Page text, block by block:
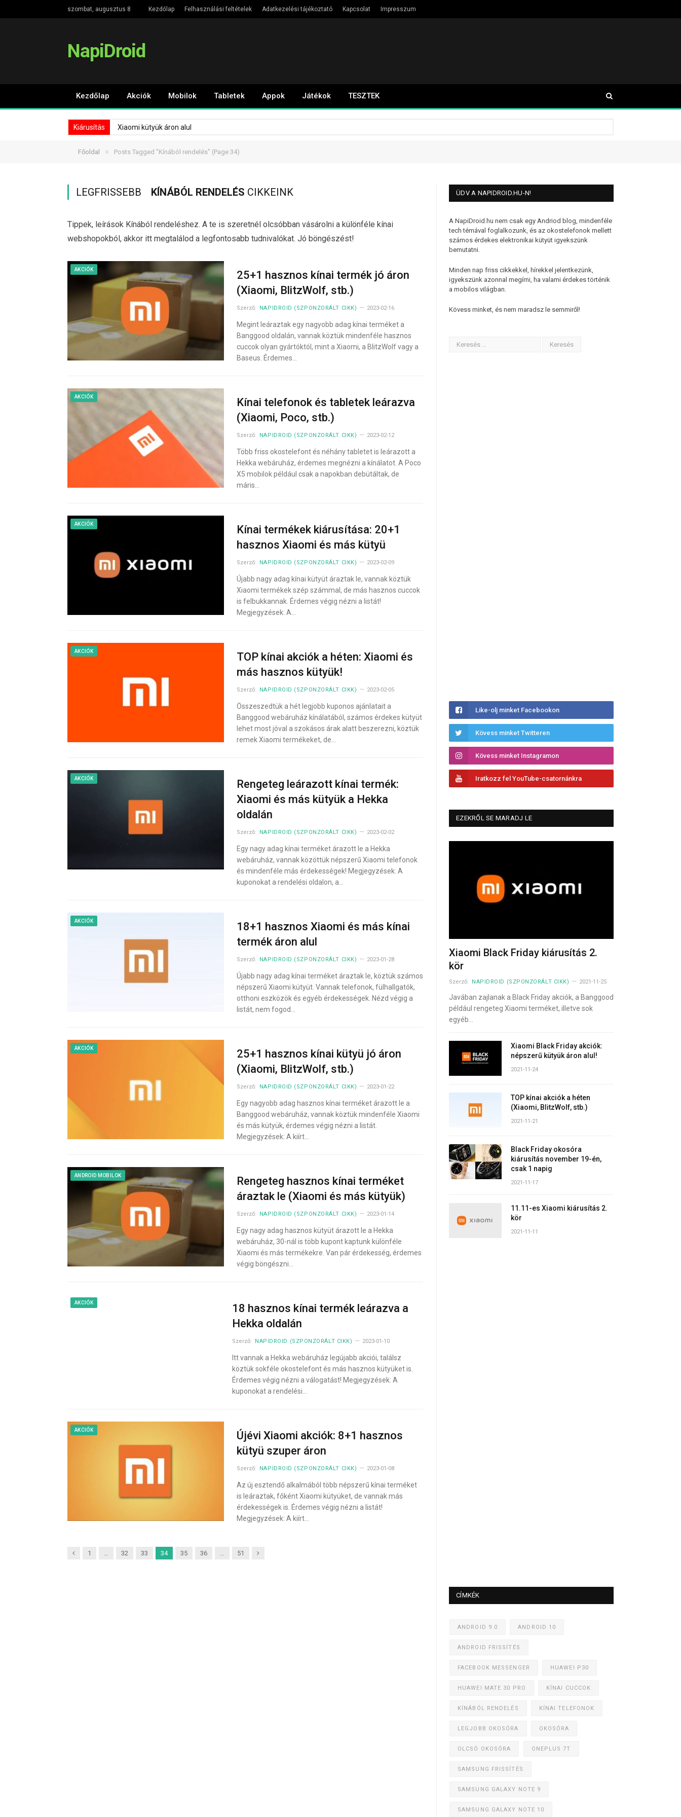
szombat, augusztus 8 Kezdőlap Felhasználási feltételek Adatkezelési tájékoztató Kapcsolat Impresszum
NapiDroid
Kezdőlap Akciók Mobilok Tabletek Appok Játékok TESZTEK
Kiárusítás Xiaomi kütyük áron alul
Főoldal » Posts Tagged "Kínából rendelés" (Page 34)
LEGFRISSEBB KÍNÁBÓL RENDELÉS CIKKEINK
Tippek, leírások Kínából rendeléshez. A te is szeretnél olcsóbban vásárolni a különféle kínai
webshopokból, akkor itt megtalálod a legfontosabb tudnivalókat. Jó böngészést!
AKCIÓK
25+1 hasznos kínai termék jó áron
(Xiaomi, BlitzWolf, stb.)
Szerző: NAPIDROID (SZPONZORÁLT CIKK) 2023-02-16
Megint leáraztak egy nagyobb adag kínai terméket a
Banggood oldalán, vannak köztük mindenféle hasznos
cuccok olyan gyártóktól, mint a Xiaomi, a BlitzWolf vagy a
Baseus. Érdemes…
AKCIÓK
Kínai telefonok és tabletek leárazva
(Xiaomi, Poco, stb.)
Szerző: NAPIDROID (SZPONZORÁLT CIKK) 2023-02-12
Több friss okostelefont és néhány tabletet is leárazott a
Hekka webáruház, érdemes megnézni a kínálatot. A Poco
X5 mobilok például csak a napokban debütáltak, de
máris…
AKCIÓK
Kínai termékek kiárusítása: 20+1
hasznos Xiaomi és más kütyü
Szerző: NAPIDROID (SZPONZORÁLT CIKK) 2023-02-09
Újabb nagy adag kínai kütyüt áraztak le, vannak köztük
Xiaomi termékek szép számmal, de más hasznos cuccok
is felbukkannak. Érdemes végig nézni a listát!
Megjegyzések: A…
AKCIÓK
TOP kínai akciók a héten: Xiaomi és
más hasznos kütyük!
Szerző: NAPIDROID (SZPONZORÁLT CIKK) 2023-02-05
Összeszedtük a hét legjobb kuponos ajánlatait a
Banggood webáruház kínálatából, számos érdekes kütyüt
lehet most jóval a szokásos árak alatt beszerezni, köztük
remek Xiaomi termékeket, de…
AKCIÓK
Rengeteg leárazott kínai termék:
Xiaomi és más kütyük a Hekka
oldalán
Szerző: NAPIDROID (SZPONZORÁLT CIKK) 2023-02-02
Egy nagy adag kínai terméket árazott le a Hekka
webáruház, vannak közöttük népszerű Xiaomi telefonok
és mindenféle más érdekességek! Megjegyzések: A
kuponokat a rendelési oldalon, a…
AKCIÓK
18+1 hasznos Xiaomi és más kínai
termék áron alul
Szerző: NAPIDROID (SZPONZORÁLT CIKK) 2023-01-28
Újabb nagy adag kínai terméket áraztak le, köztük számos
népszerű Xiaomi kütyüt. Vannak telefonok, fülhallgatók,
otthoni eszközök és egyéb érdekességek. Nézd végig a
listát, nem fogod…
AKCIÓK
25+1 hasznos kínai kütyü jó áron
(Xiaomi, BlitzWolf, stb.)
Szerző: NAPIDROID (SZPONZORÁLT CIKK) 2023-01-22
Egy nagyobb adag hasznos kínai terméket árazott le a
Banggood webáruház, vannak köztük mindenféle Xiaomi
és más kütyük, érdemes végig nézni a listát.
Megjegyzések: A kiírt…
ANDROID MOBILOK
Rengeteg hasznos kínai terméket
áraztak le (Xiaomi és más kütyük)
Szerző: NAPIDROID (SZPONZORÁLT CIKK) 2023-01-14
Egy nagy adag hasznos kütyüt árazott le a Hekka
webáruház, 30-nál is több kupont kaptunk különféle
Xiaomi és más termékekre. Van pár érdekesség, érdemes
végig böngészni…
AKCIÓK
18 hasznos kínai termék leárazva a
Hekka oldalán
Szerző: NAPIDROID (SZPONZORÁLT CIKK) 2023-01-10
Itt vannak a Hekka webáruház legújabb akciói, találsz
köztük sokféle okostelefont és más hasznos kütyüket is.
Érdemes végig nézni a válogatást! Megjegyzések: A
kuponokat a rendelési…
AKCIÓK
Újévi Xiaomi akciók: 8+1 hasznos
kütyü szuper áron
Szerző: NAPIDROID (SZPONZORÁLT CIKK) 2023-01-08
Az új esztendő alkalmából több népszerű kínai terméket
is leáraztak, főként Xiaomi kütyüket, de vannak más
érdekességek is. Érdemes végig nézni a listát!
Megjegyzések: A kiírt…
Previous
1 32 33 34 35 36 51 Next
ÜDV A NAPIDROID.HU-N!
A NapiDroid.hu nem csak egy Andriod blog, mindenféle
tech témával foglalkozunk, és az okostelefonok mellett
számos érdekes elektronikai kütyüt igyekszünk
bemutatni.
Minden nap friss cikkekkel, hírekkel jelentkezünk,
igyekszünk azonnal megírni, ha valami érdekes történik
a mobilos világban.
Kövess minket, és nem maradsz le semmiről!
Like-olj minket Facebookon
Kövess minket Twitteren
Kövess minket Instagramon
Iratkozz fel YouTube-csatornánkra
EZEKRŐL SE MARADJ LE
Xiaomi Black Friday kiárusítás 2.
kör
Szerző: NAPIDROID (SZPONZORÁLT CIKK) 2021-11-25
Javában zajlanak a Black Friday akciók, a Banggood
például rengeteg Xiaomi terméket, illetve sok
egyéb…
Xiaomi Black Friday akciók:
népszerű kütyük áron alul!
2021-11-24
TOP kínai akciók a héten
(Xiaomi, BlitzWolf, stb.)
2021-11-21
Black Friday okosóra
kiárusítás november 19-én,
csak 1 napig
2021-11-17
11.11-es Xiaomi kiárusítás 2.
kör
2021-11-11
CÍMKÉK
ANDROID 9.0 ANDROID 10
ANDROID FRISSÍTÉS
FACEBOOK MESSENGER HUAWEI P30
HUAWEI MATE 30 PRO KÍNAI CUCCOK
KÍNÁBÓL RENDELÉS KÍNAI TELEFONOK
LEGJOBB OKOSÓRA OKOSÓRA
OLCSÓ OKOSÓRA ONEPLUS 7T
SAMSUNG FRISSÍTÉS
SAMSUNG GALAXY NOTE 9
SAMSUNG GALAXY NOTE 10